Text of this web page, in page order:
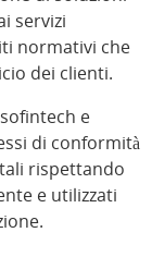
servizi
normativi che
dei clienti.
e
di conformità
rispettando
e utilizzati